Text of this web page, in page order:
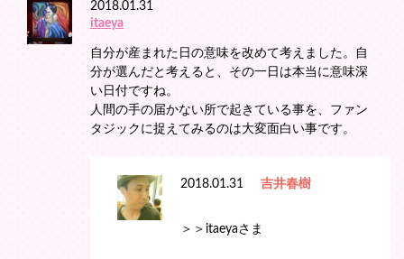
2018.01.31
itaeya
自分が産まれた日の意味を改めて考えました。自
分が選んだと考えると、その一日は本当に意味深
い日付ですね。
人間の手の届かない所で起きている事を、ファン
タジックに捉えてみるのは大変面白い事です。
2018.01.31 吉井春樹
＞＞itaeyaさま